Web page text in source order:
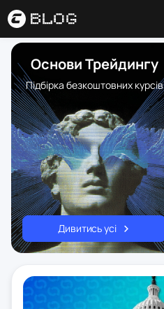
Основи Трейдингу
Підбірка безкоштовних курсів
Дивитись усі